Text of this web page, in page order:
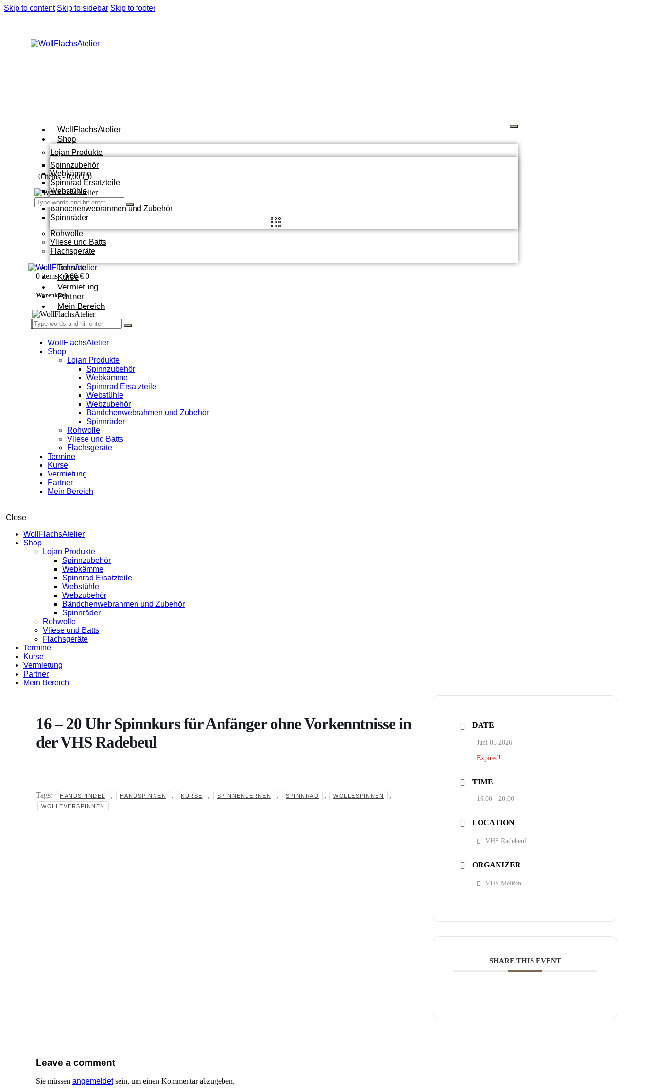
Skip to content Skip to sidebar Skip to footer
WollFlachsAtelier
Shop
Lojan Produkte
Spinnzubehör
Webkämme
Spinnrad Ersatzteile
Webstühle
Webzubehör
Bändchenwebrahmen und Zubehör
Spinnräder
Rohwolle
Vliese und Batts
Flachsgeräte
Termine
Kurse
Vermietung
Partner
Mein Bereich
X
0 items - 0,00 € 0
0 items-0,00 € 0
Warenkorb
WollFlachsAtelier
Shop
Lojan Produkte
Spinnzubehör
Webkämme
Spinnrad Ersatzteile
Webstühle
Webzubehör
Bändchenwebrahmen und Zubehör
Spinnräder
Rohwolle
Vliese und Batts
Flachsgeräte
Termine
Kurse
Vermietung
Partner
Mein Bereich
Close
WollFlachsAtelier
Shop
Lojan Produkte
Spinnzubehör
Webkämme
Spinnrad Ersatzteile
Webstühle
Webzubehör
Bändchenwebrahmen und Zubehör
Spinnräder
Rohwolle
Vliese und Batts
Flachsgeräte
Termine
Kurse
Vermietung
Partner
Mein Bereich
16 – 20 Uhr Spinnkurs für Anfänger ohne Vorkenntnisse in
der VHS Radebeul
Tags: HANDSPINDEL , HANDSPINNEN , KURSE , SPINNENLERNEN , SPINNRAD , WOLLESPINNEN ,
WOLLEVERSPINNEN
DATE
Juni 05 2026
Expired!
TIME
16:00 - 20:00
LOCATION
VHS Radebeul
ORGANIZER
VHS Meißen
SHARE THIS EVENT
Leave a comment
Sie müssen angemeldetsein, um einen Kommentar abzugeben.